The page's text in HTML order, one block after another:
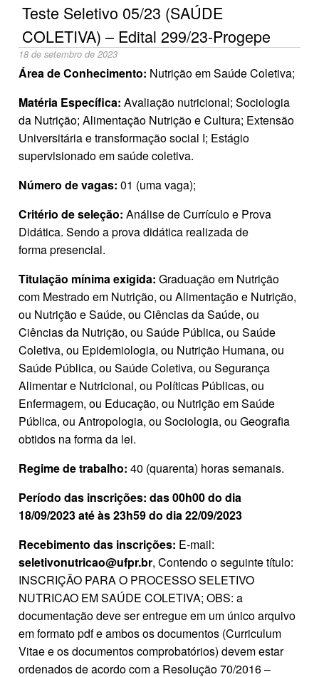
Teste Seletivo 05/23 (SAÚDE
COLETIVA) – Edital 299/23-Progepe
18 de setembro de 2023
Área de Conhecimento: Nutrição em Saúde Coletiva;
Matéria Específica: Avaliação nutricional; Sociologia
da Nutrição; Alimentação Nutrição e Cultura; Extensão
Universitária e transformação social I; Estágio
supervisionado em saúde coletiva.
Número de vagas: 01 (uma vaga);
Critério de seleção: Análise de Currículo e Prova
Didática. Sendo a prova didática realizada de
forma presencial.
Titulação mínima exigida: Graduação em Nutrição
com Mestrado em Nutrição, ou Alimentação e Nutrição,
ou Nutrição e Saúde, ou Ciências da Saúde, ou
Ciências da Nutrição, ou Saúde Pública, ou Saúde
Coletiva, ou Epidemiologia, ou Nutrição Humana, ou
Saúde Pública, ou Saúde Coletiva, ou Segurança
Alimentar e Nutricional, ou Políticas Públicas, ou
Enfermagem, ou Educação, ou Nutrição em Saúde
Pública, ou Antropologia, ou Sociologia, ou Geografia
obtidos na forma da lei.
Regime de trabalho: 40 (quarenta) horas semanais.
Período das inscrições: das 00h00 do dia
18/09/2023 até às 23h59 do dia 22/09/2023
Recebimento das inscrições: E‐mail:
seletivonutricao@ufpr.br, Contendo o seguinte título:
INSCRIÇÃO PARA O PROCESSO SELETIVO
NUTRICAO EM SAÚDE COLETIVA; OBS: a
documentação deve ser entregue em um único arquivo
em formato pdf e ambos os documentos (Curriculum
Vitae e os documentos comprobatórios) devem estar
ordenados de acordo com a Resolução 70/2016 –